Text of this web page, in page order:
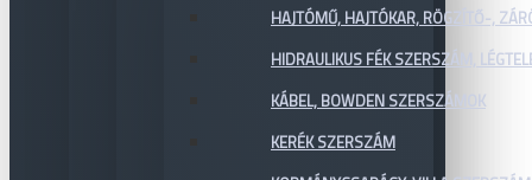
HAJTÓMŰ, HAJTÓKAR, RÖGZÍTŐ-,
HIDRAULIKUS FÉK SZERSZÁM,
KÁBEL, BOWDEN SZERSZÁMOK
KERÉK SZERSZÁM